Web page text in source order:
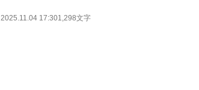
2025.11.04 17:301,298文字